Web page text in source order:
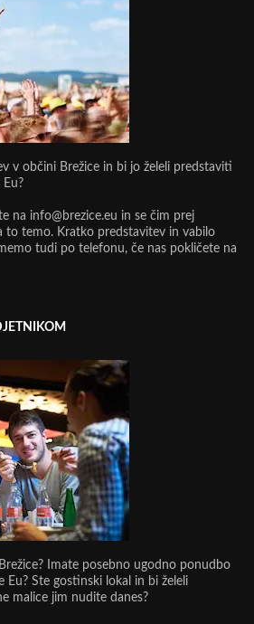
v občini Brežice in bi jo želeli predstaviti
Eu?
na info@brezice.eu in se čim prej
to temo. Kratko predstavitev in vabilo
tudi po telefonu, če nas pokličete na
Imate posebno ugodno ponudbo
Eu? Ste gostinski lokal in bi želeli
malice jim nudite danes?